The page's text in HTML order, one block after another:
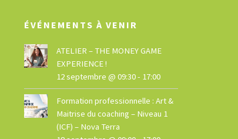
ÉVÉNEMENTS À VENIR
ATELIER – THE MONEY GAME
EXPERIENCE !
12 septembre @ 09:30- 17:00
Formation professionnelle : Art &
Maitrise du coaching – Niveau 1
(ICF) – Nova Terra